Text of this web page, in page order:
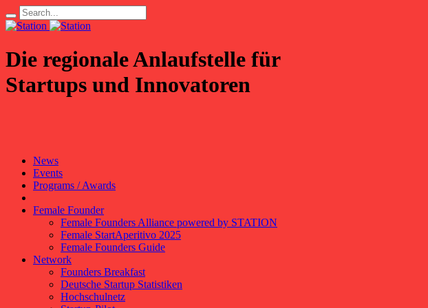
Die regionale Anlaufstelle für
Startups und Innovatoren
News
Events
Programs / Awards
Female Founder
Female Founders Alliance powered by STATION
Female StartAperitivo 2025
Female Founders Guide
Network
Founders Breakfast
Deutsche Startup Statistiken
Hochschulnetz